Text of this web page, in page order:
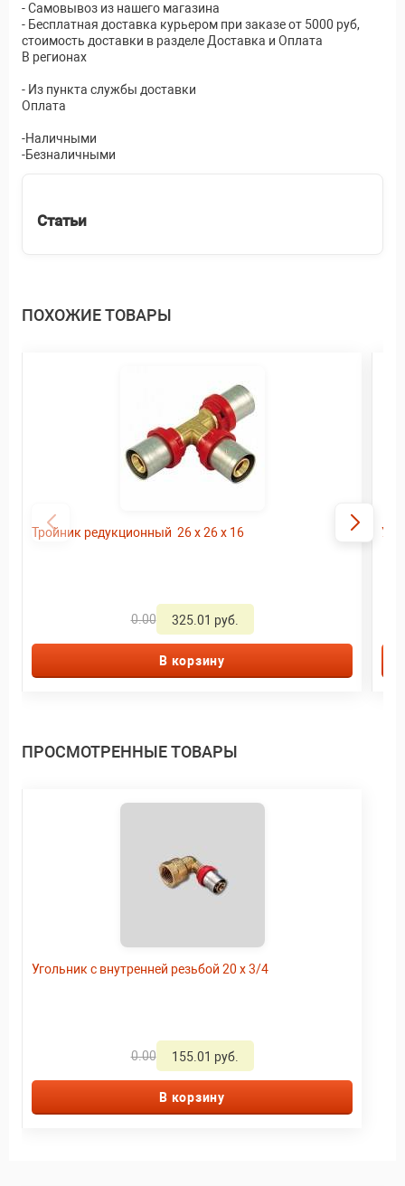
- Самовывоз из нашего магазина
- Бесплатная доставка курьером при заказе от 5000 руб,
стоимость доставки в разделе Доставка и Оплата
В регионах
- Из пункта службы доставки
Оплата
-Наличными
-Безналичными
Статьи
ПОХОЖИЕ ТОВАРЫ
Тройник редукционный 26 x 26 x 16
0.00 325.01 руб.
В корзину
ПРОСМОТРЕННЫЕ ТОВАРЫ
Угольник с внутренней резьбой 20 x 3/4
0.00 155.01 руб.
В корзину